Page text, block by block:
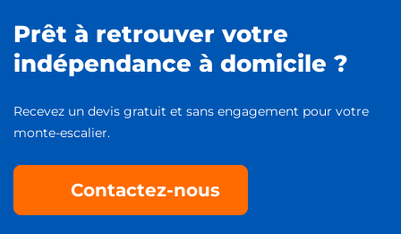
Prêt à retrouver votre
indépendance à domicile ?
Recevez un devis gratuit et sans engagement pour votre
monte-escalier.
Contactez-nous